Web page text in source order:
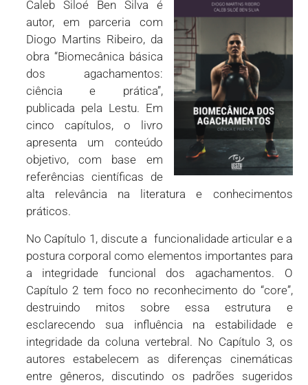
Caleb Siloé Ben Silva é
autor, em parceria com
Diogo Martins Ribeiro, da
obra “Biomecânica básica
dos agachamentos:
ciência e prática”,
publicada pela Lestu. Em
cinco capítulos, o livro
apresenta um conteúdo
objetivo, com base em
referências científicas de
alta relevância na literatura e conhecimentos
práticos.
No Capítulo 1, discute a funcionalidade articular e a
postura corporal como elementos importantes para
a integridade funcional dos agachamentos. O
Capítulo 2 tem foco no reconhecimento do “core”,
destruindo mitos sobre essa estrutura e
esclarecendo sua influência na estabilidade e
integridade da coluna vertebral. No Capítulo 3, os
autores estabelecem as diferenças cinemáticas
entre gêneros, discutindo os padrões sugeridos